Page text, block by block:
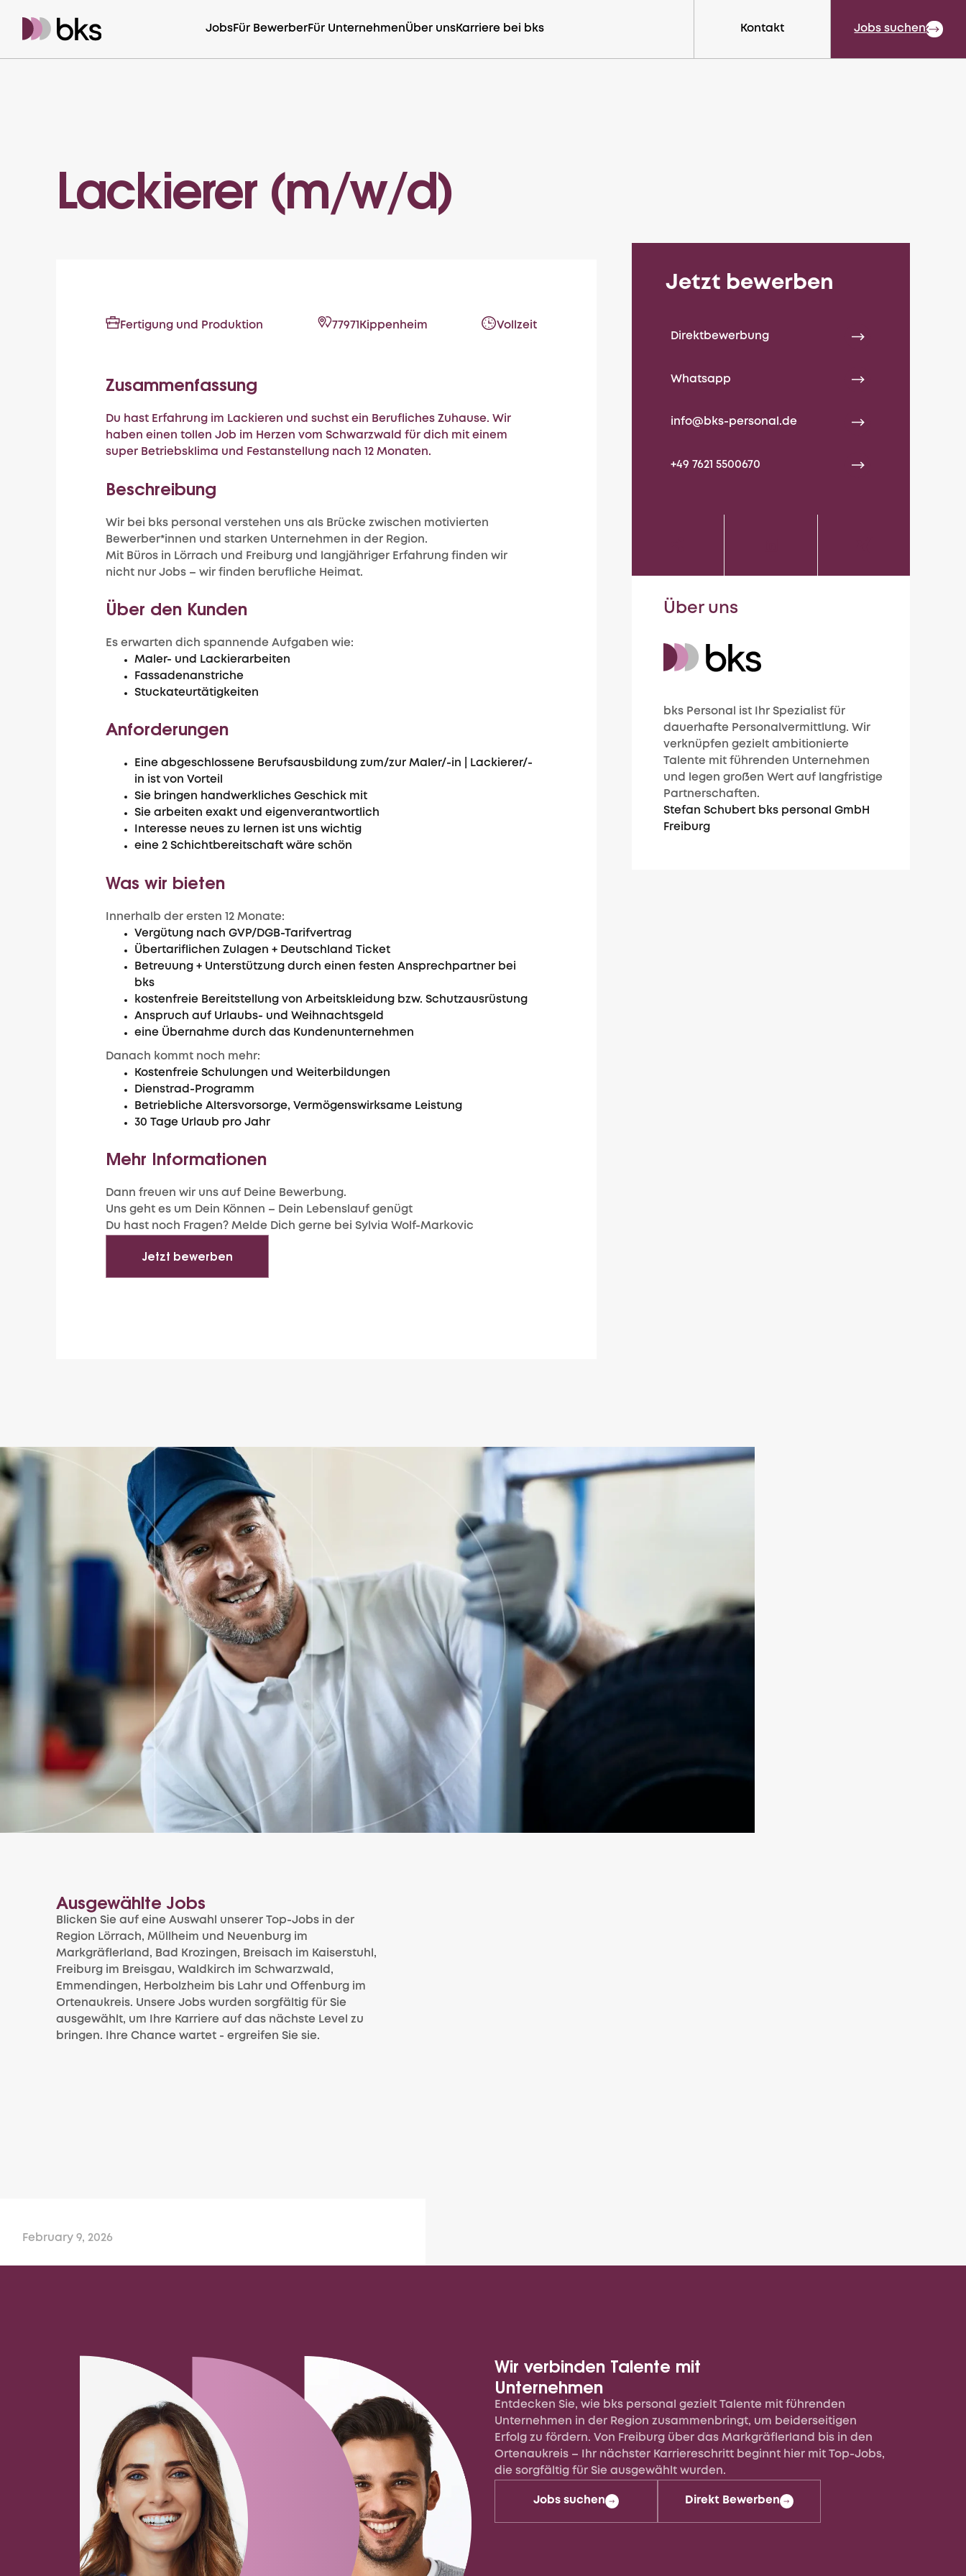
JobsFür BewerberFür UnternehmenÜber unsKarriere bei bks Kontakt CloseJobs suchen
Lackierer (m/w/d)
Fertigung und Produktion 77971 Kippenheim Vollzeit
Zusammenfassung
Du hast Erfahrung im Lackieren und suchst ein Berufliches Zuhause. Wir
haben einen tollen Job im Herzen vom Schwarzwald für dich mit einem
super Betriebsklima und Festanstellung nach 12 Monaten.
Beschreibung
Wir bei bks personal verstehen uns als Brücke zwischen motivierten
Bewerber*innen und starken Unternehmen in der Region.
Mit Büros in Lörrach und Freiburg und langjähriger Erfahrung finden wir
nicht nur Jobs – wir finden berufliche Heimat.
Über den Kunden
Es erwarten dich spannende Aufgaben wie:
Maler- und Lackierarbeiten
Fassadenanstriche
Stuckateurtätigkeiten
Anforderungen
Eine abgeschlossene Berufsausbildung zum/zur Maler/-in | Lackierer/-
in ist von Vorteil
Sie bringen handwerkliches Geschick mit
Sie arbeiten exakt und eigenverantwortlich
Interesse neues zu lernen ist uns wichtig
eine 2 Schichtbereitschaft wäre schön
Was wir bieten
Innerhalb der ersten 12 Monate:
Vergütung nach GVP/DGB-Tarifvertrag
Übertariflichen Zulagen + Deutschland Ticket
Betreuung + Unterstützung durch einen festen Ansprechpartner bei
bks
kostenfreie Bereitstellung von Arbeitskleidung bzw. Schutzausrüstung
Anspruch auf Urlaubs- und Weihnachtsgeld
eine Übernahme durch das Kundenunternehmen
Danach kommt noch mehr:
Kostenfreie Schulungen und Weiterbildungen
Dienstrad-Programm
Betriebliche Altersvorsorge, Vermögenswirksame Leistung
30 Tage Urlaub pro Jahr
Mehr Informationen
Dann freuen wir uns auf Deine Bewerbung.
Uns geht es um Dein Können – Dein Lebenslauf genügt
Du hast noch Fragen? Melde Dich gerne bei Sylvia Wolf-Markovic
Jetzt bewerben
Jetzt bewerben
Direktbewerbung
Whatsapp
info@bks-personal.de
+49 7621 5500670
Über uns
bks Personal ist Ihr Spezialist für
dauerhafte Personalvermittlung. Wir
verknüpfen gezielt ambitionierte
Talente mit führenden Unternehmen
und legen großen Wert auf langfristige
Partnerschaften.
Stefan Schubert bks personal GmbH
Freiburg
Ausgewählte Jobs
Blicken Sie auf eine Auswahl unserer Top-Jobs in der
Region Lörrach, Müllheim und Neuenburg im
Markgräflerland, Bad Krozingen, Breisach im Kaiserstuhl,
Freiburg im Breisgau, Waldkirch im Schwarzwald,
Emmendingen, Herbolzheim bis Lahr und Offenburg im
Ortenaukreis. Unsere Jobs wurden sorgfältig für Sie
ausgewählt, um Ihre Karriere auf das nächste Level zu
bringen. Ihre Chance wartet - ergreifen Sie sie.
February 9, 2026
Fertigung und Produktion
Buchenbach, Breisgau
Vollzeit
Wir verbinden Talente mit
Unternehmen
Entdecken Sie, wie bks personal gezielt Talente mit führenden
Unternehmen in der Region zusammenbringt, um beiderseitigen
Erfolg zu fördern. Von Freiburg über das Markgräflerland bis in den
Ortenaukreis – Ihr nächster Karriereschritt beginnt hier mit Top-Jobs,
die sorgfältig für Sie ausgewählt wurden.
Jobs suchen Direkt Bewerben